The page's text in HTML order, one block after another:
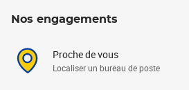
Nos engagements
Proche de vous
Localiser un bureau de poste